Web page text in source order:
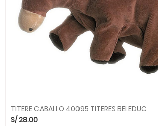
TITERE CABALLO 40095 TITERES BELEDUC
S/28.00